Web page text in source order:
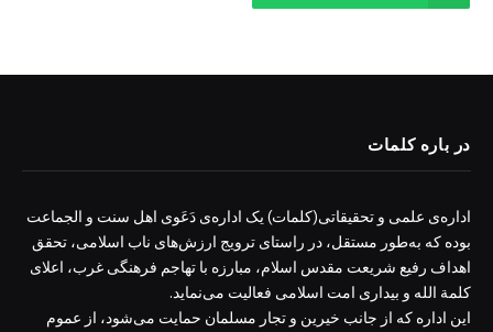
در باره کلمات
اداره‌ی علمی و تحقیقاتی(کلمات) یک اداره‌ی دَعَوی اهل سنت و الجماعت
بوده که به‌طور مستقل، در راستای ترویج ارزش‌های ناب اسلامی، تحقق
اهداف رفیع شریعت مقدس اسلام، مبارزه با تهاجم فرهنگی غرب، اعلای
کلمة الله و بیداری امت اسلامی فعالیت می‌نماید.
این اداره که از جانب خیرین و تجار مسلمان حمایت می‌شود، از عموم